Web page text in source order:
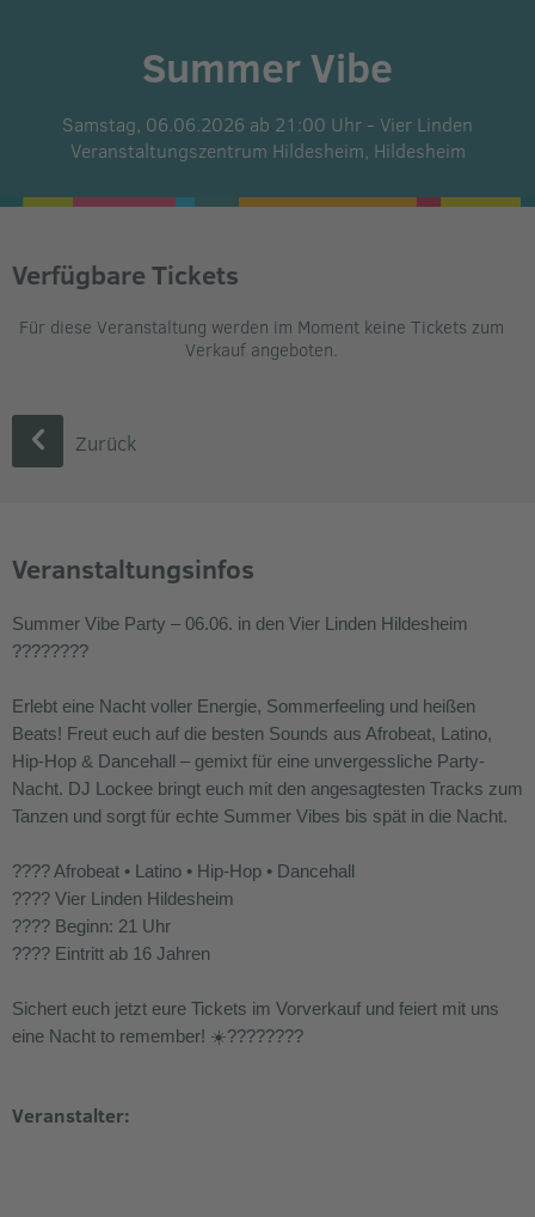
Summer Vibe
Samstag, 06.06.2026 ab 21:00 Uhr - Vier Linden
Veranstaltungszentrum Hildesheim, Hildesheim
Verfügbare Tickets
Für diese Veranstaltung werden im Moment keine Tickets zum
Verkauf angeboten.
Zurück
Veranstaltungsinfos
Summer Vibe Party – 06.06. in den Vier Linden Hildesheim
????????
Erlebt eine Nacht voller Energie, Sommerfeeling und heißen
Beats! Freut euch auf die besten Sounds aus Afrobeat, Latino,
Hip-Hop & Dancehall – gemixt für eine unvergessliche Party-
Nacht. DJ Lockee bringt euch mit den angesagtesten Tracks zum
Tanzen und sorgt für echte Summer Vibes bis spät in die Nacht.
???? Afrobeat • Latino • Hip-Hop • Dancehall
???? Vier Linden Hildesheim
???? Beginn: 21 Uhr
???? Eintritt ab 16 Jahren
Sichert euch jetzt eure Tickets im Vorverkauf und feiert mit uns
eine Nacht to remember! ☀️????????
Veranstalter: